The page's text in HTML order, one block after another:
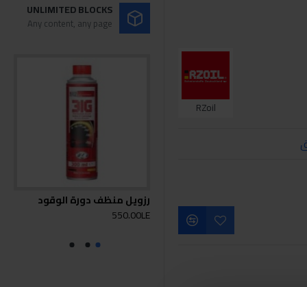
RZoil
UNLIMITED BLOCKS
Any content, any page
رزويل منظف دورة الوقود
550.00LE